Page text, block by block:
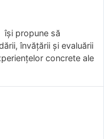
îşi propune să
învăţării şi evaluării
concrete ale